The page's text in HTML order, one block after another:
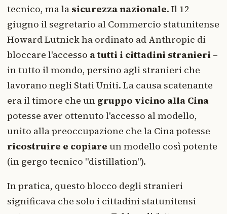
tecnico, ma la sicurezza nazionale. Il 12
giugno il segretario al Commercio statunitense
Howard Lutnick ha ordinato ad Anthropic di
bloccare l'accesso a tutti i cittadini stranieri –
in tutto il mondo, persino agli stranieri che
lavorano negli Stati Uniti. La causa scatenante
era il timore che un gruppo vicino alla Cina
potesse aver ottenuto l'accesso al modello,
unito alla preoccupazione che la Cina potesse
ricostruire e copiare un modello così potente
(in gergo tecnico "distillation").
In pratica, questo blocco degli stranieri
significava che solo i cittadini statunitensi